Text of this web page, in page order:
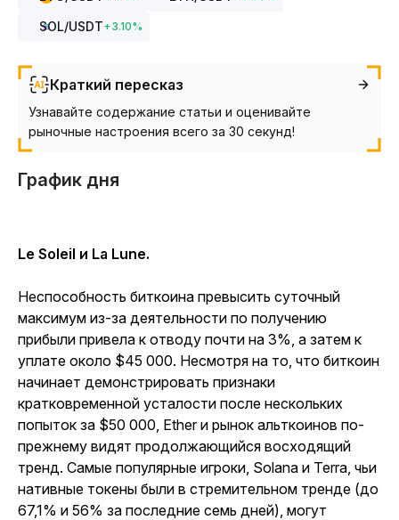
SOL/USDT+3.10%
Краткий пересказ
Узнавайте содержание статьи и оценивайте
рыночные настроения всего за 30 секунд!
График дня
Le Soleil и La Lune.
Неспособность биткоина превысить суточный
максимум из-за деятельности по получению
прибыли привела к отводу почти на 3%, а затем к
уплате около $45 000. Несмотря на то, что биткоин
начинает демонстрировать признаки
кратковременной усталости после нескольких
попыток за $50 000, Ether и рынок альткоинов по-
прежнему видят продолжающийся восходящий
тренд. Самые популярные игроки, Solana и Terra, чьи
нативные токены были в стремительном тренде (до
67,1% и 56% за последние семь дней), могут